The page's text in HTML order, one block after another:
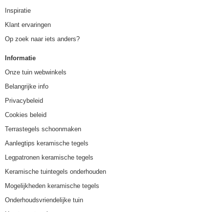
Inspiratie
Klant ervaringen
Op zoek naar iets anders?
Informatie
Onze tuin webwinkels
Belangrijke info
Privacybeleid
Cookies beleid
Terrastegels schoonmaken
Aanlegtips keramische tegels
Legpatronen keramische tegels
Keramische tuintegels onderhouden
Mogelijkheden keramische tegels
Onderhoudsvriendelijke tuin